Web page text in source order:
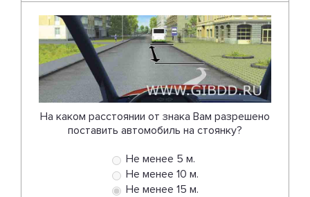
На каком расстоянии от знака Вам разрешено
поставить автомобиль на стоянку?
Не менее 5 м.
Не менее 10 м.
Не менее 15 м.